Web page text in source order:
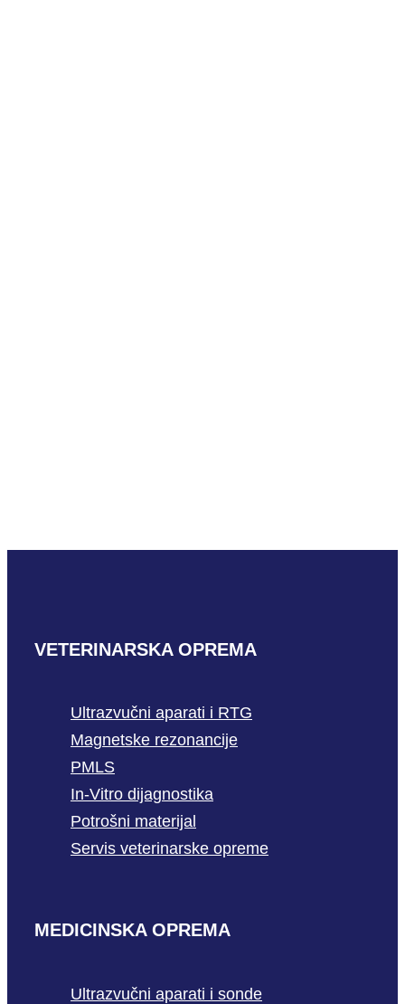
VETERINARSKA OPREMA
Ultrazvučni aparati i RTG
Magnetske rezonancije
PMLS
In-Vitro dijagnostika
Potrošni materijal
Servis veterinarske opreme
MEDICINSKA OPREMA
Ultrazvučni aparati i sonde